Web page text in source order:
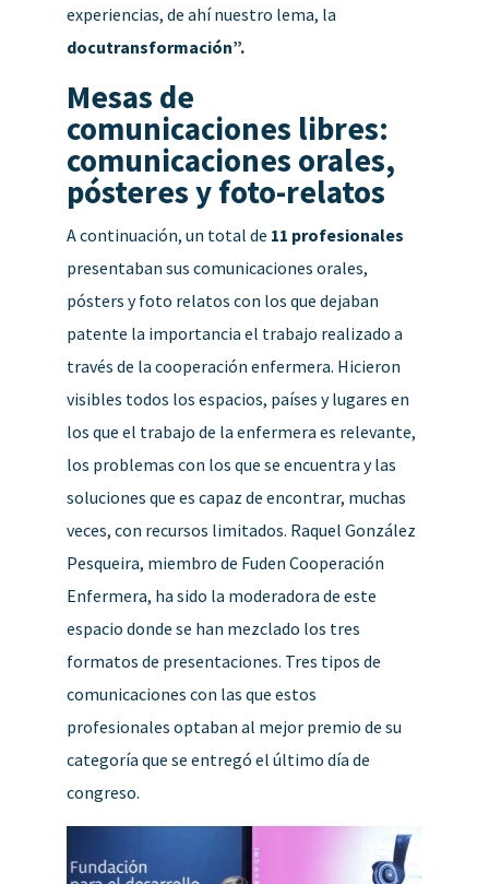
experiencias, de ahí nuestro lema, la
docutransformación”.
Mesas de
comunicaciones libres:
comunicaciones orales,
pósteres y foto-relatos
A continuación, un total de 11 profesionales
presentaban sus comunicaciones orales,
pósters y foto relatos con los que dejaban
patente la importancia el trabajo realizado a
través de la cooperación enfermera. Hicieron
visibles todos los espacios, países y lugares en
los que el trabajo de la enfermera es relevante,
los problemas con los que se encuentra y las
soluciones que es capaz de encontrar, muchas
veces, con recursos limitados. Raquel González
Pesqueira, miembro de Fuden Cooperación
Enfermera, ha sido la moderadora de este
espacio donde se han mezclado los tres
formatos de presentaciones. Tres tipos de
comunicaciones con las que estos
profesionales optaban al mejor premio de su
categoría que se entregó el último día de
congreso.